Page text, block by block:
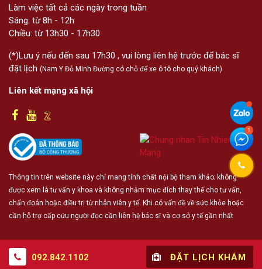
Làm việc tất cả các ngày trong tuần
Sáng: từ 8h - 12h
Chiều: từ 13h30 - 17h30
(*)Lưu ý nếu đến sau 17h30 , vui lòng liên hệ trước để bác sĩ
đặt lịch (Nam Y Đỗ Minh Đường có chỗ để xe ô tô cho quý khách)
Liên kết mạng xã hội
Thông tin trên website này chỉ mang tính chất nội bộ tham khảo; không
được xem là tư vấn y khoa và không nhằm mục đích thay thế cho tư vấn,
chẩn đoán hoặc điều trị từ nhân viên y tế. Khi có vấn đề về sức khỏe hoặc
cần hỗ trợ cấp cứu người đọc cần liên hệ bác sĩ và cơ sở y tế gần nhất
© 2019 - Bản quyền thuộc về Nhất Nam Y Viện
092.842.1102 ĐẶT LỊCH KHÁM